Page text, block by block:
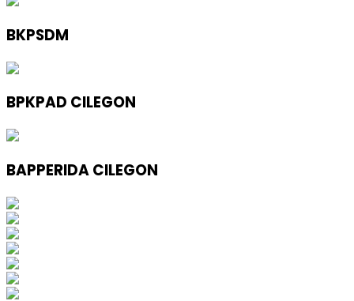
BKPSDM
BPKPAD CILEGON
BAPPERIDA CILEGON